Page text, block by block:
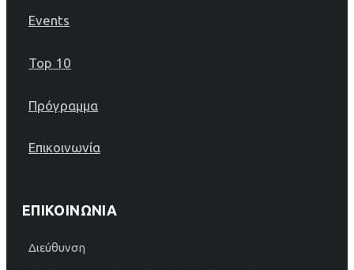
Events
Top 10
Πρόγραμμα
Επικοινωνία
ΕΠΙΚΟΙΝΩΝΊΑ
Διεύθυνση